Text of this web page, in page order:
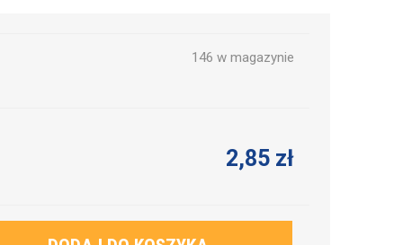
146 w magazynie
2,85 zł